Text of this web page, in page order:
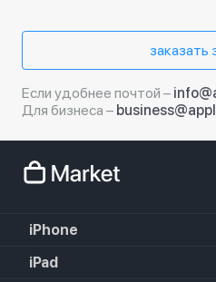
заказать
Если удобнее почтой –
Для бизнеса –
iPhone
iPhone 17e
iPad